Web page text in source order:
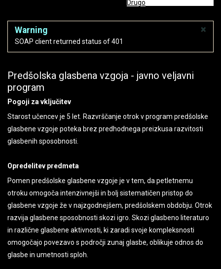
Drugo
×
Warning
SOAP client returned status of 401
Predšolska glasbena vzgoja - javno veljavni
program
Pogoji za vključitev
Starost učencev je 5 let. Razvrščanje otrok v program predšolske
glasbene vzgoje poteka brez predhodnega preizkusa razvitosti
glasbenih sposobnosti.
Opredelitev predmeta
Pomen predšolske glasbene vzgoje je v tem, da petletnemu
otroku omogoča intenzivnejši in bolj sistematičen pristop do
glasbene vzgoje že v najzgodnejšem, predšolskem obdobju. Otrok
razvija glasbene sposobnosti skozi igro. Skozi glasbeno literaturo
in različne glasbene aktivnosti, ki zaradi svoje kompleksnosti
omogočajo povezavo s področji zunaj glasbe, oblikuje odnos do
glasbe in umetnosti sploh.